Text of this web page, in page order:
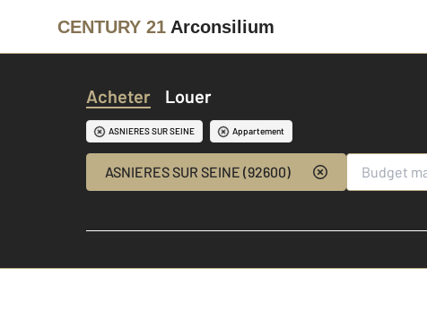
CENTURY 21 Arconsilium
Acheter Louer
ASNIERES SUR SEINE Appartement
ASNIERES SUR SEINE (92600)